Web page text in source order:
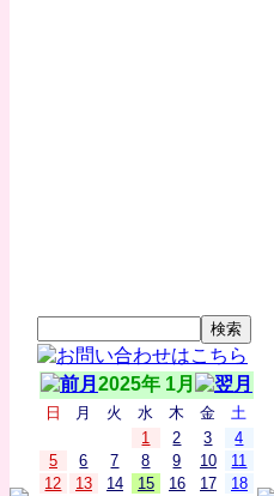
2025年 1月
日 月 火 水 木 金
土
1
2 3
4
5
6 7 8 9 10
11
12
13 14 15 16 17
18